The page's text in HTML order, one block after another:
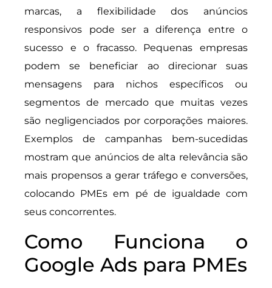
marcas, a flexibilidade dos anúncios
responsivos pode ser a diferença entre o
sucesso e o fracasso. Pequenas empresas
podem se beneficiar ao direcionar suas
mensagens para nichos específicos ou
segmentos de mercado que muitas vezes
são negligenciados por corporações maiores.
Exemplos de campanhas bem-sucedidas
mostram que anúncios de alta relevância são
mais propensos a gerar tráfego e conversões,
colocando PMEs em pé de igualdade com
seus concorrentes.
Como Funciona o
Google Ads para PMEs